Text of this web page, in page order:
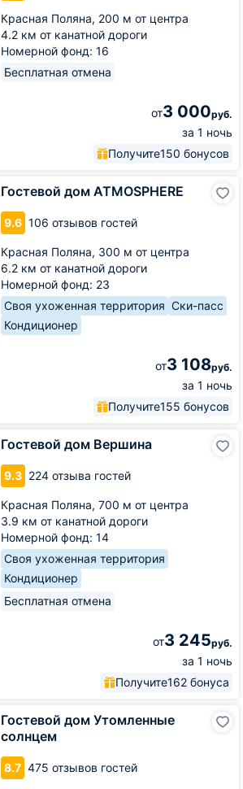
Красная Поляна, 200 м от центра
4.2 км от канатной дороги
Номерной фонд: 16
Бесплатная отмена
от3 000руб.
за 1 ночь
Получите150 бонусов
Гостевой дом ATMOSPHERE
9.6 106 отзывов гостей
Красная Поляна, 300 м от центра
6.2 км от канатной дороги
Номерной фонд: 23
Своя ухоженная территория Ски-пасс
Кондиционер
от3 108руб.
за 1 ночь
Получите155 бонусов
Гостевой дом Вершина
9.3 224 отзыва гостей
Красная Поляна, 700 м от центра
3.9 км от канатной дороги
Номерной фонд: 14
Своя ухоженная территория
Кондиционер
Бесплатная отмена
от3 245руб.
за 1 ночь
Получите162 бонуса
Гостевой дом Утомленные
солнцем
8.7 475 отзывов гостей